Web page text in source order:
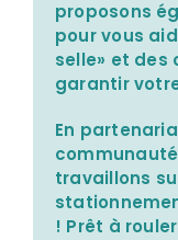
proposons
pour vous
selle» et des
garantir
En
travaillons
! Prêt à